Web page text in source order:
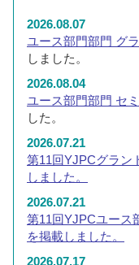
2026.08.07
ユース部門部門 グ
しました。
2026.08.04
ユース部門部門 セ
した。
2026.07.21
第11回YJPCグラン
しました。
2026.07.21
第11回YJPCユース
を掲載しました。
2026.07.17